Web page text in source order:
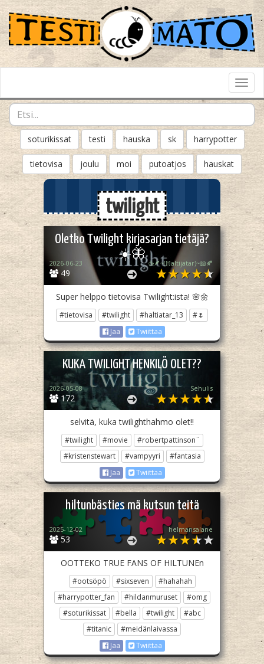
soturikissat testi hauska sk harrypotter
tietovisa joulu moi putoatjos hauskat
twilight
Oletko Twilight kirjasarjan tietäjä?
☀️🦋
49
2026-06-23 ☕🪶~(ℍaltijatar)~📖🍂
Super helppo tietovisa Twilight:ista! 🌸🌼
#tietovisa #twilight #haltiatar_13
#🌷
Jaa
Twiittaa
KUKA TWILIGHT HENKILÖ OLET??
172
2026-05-08 Sehulis
selvitä, kuka twilighthahmo olet!!
#twilight #movie
#robertpattinson¨
#kristenstewart
#vampyyri
#fantasia
Jaa
Twiittaa
hiltunbästies mä kutsun teitä
53
2025-12-02 helmansalane
OOTTEKO TRUE FANS OF HILTUNEn
#ootsöpö #sixseven
#hahahah
#harrypotter_fan
#hildanmuruset
#omg
#soturikissat
#bella #twilight
#abc
#titanic
#meidänlaivassa
Jaa
Twiittaa